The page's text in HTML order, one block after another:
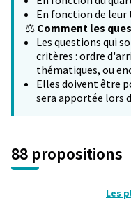
En fonction de
⚖️ Comment les
Les questions qui
critères : ordre
thématiques, ou
Elles doivent être
sera apportée lors
88 propositions
Les